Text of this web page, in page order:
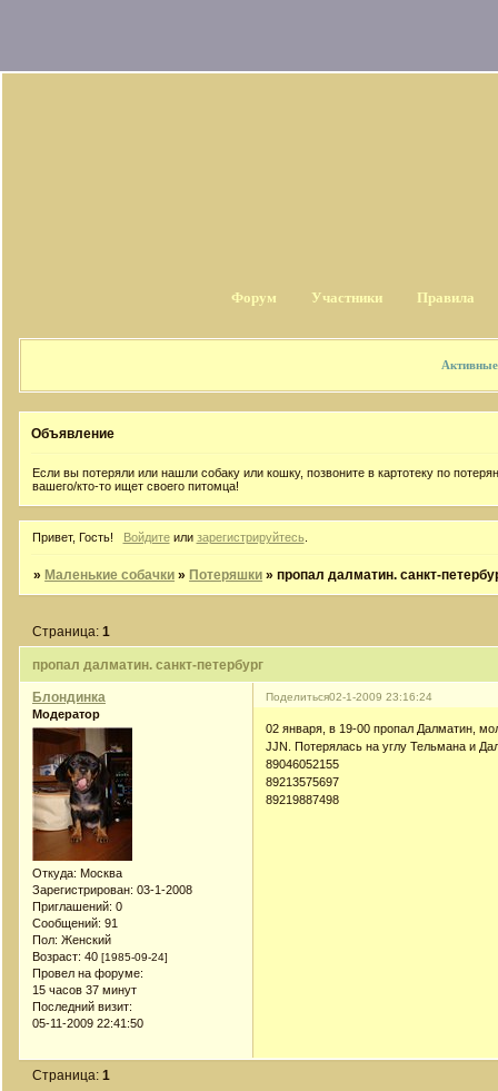
Форум Участники Правила
Объявление
Если вы потеряли или нашли собаку или кошку, позвоните в картотеку по
вашего/кто-то ищет своего питомца!
Привет, Гость! Войдитеили зарегистрируйтесь
» Маленькие собачки » Потеряшки »пропал далматин. санкт-
пропал далматин. санкт-петербург
Страница:1
Поделиться02-1-2009 23:16:24
Блондинка
Модератор
Откуда: Москва
Зарегистрирован: 03-1-2008
Приглашений: 0
Сообщений: 91
Пол: Женский
Возраст: 40 [1985-09-24]
Провел на форуме:
15 часов 37 минут
Последний визит:
05-11-2009 22:41:50
02 января, в 19-00 пропал Далматин,
JJN. Потерялась на углу Тельмана и
89046052155
89213575697
89219887498
Страница:1